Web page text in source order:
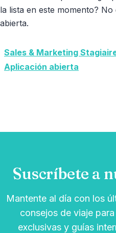
la lista en este momento?
abierta.
Sales & Marketing
Aplicación abierta
Suscríbete a
Mantente al día con los
consejos de viaje
exclusivas y guías